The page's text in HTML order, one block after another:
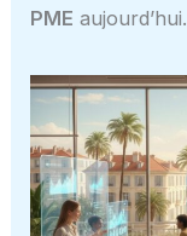
PME aujourd’hui.